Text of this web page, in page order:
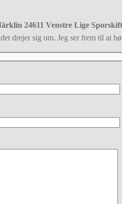
24611 Venstre Lige
drejer sig om. Jeg ser frem til at